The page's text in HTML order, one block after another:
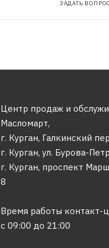
ЗАДАТЬ ВОПРОС
Центр продаж и
Масломарт,
г. Курган, Галкинский
г. Курган, ул. Бурова-
г. Курган, проспект
8
Время работы контакт-
с 09:00 до 21:00